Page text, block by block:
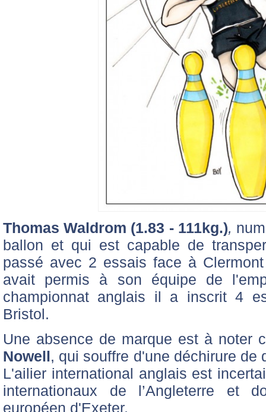
Thomas Waldrom (1.83 - 111kg.),
ballon et qui est capable de
passé avec 2 essais face à
avait permis à son équipe de
championnat anglais il a inscrit 4
Bristol.
Une absence de marque est à noter
Nowell, qui souffre d'une déchirure
L'ailier international anglais est
internationaux de l’Angleterre et
européen d'Exeter.